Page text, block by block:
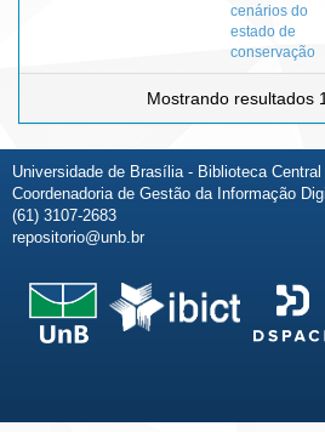
cenários do
estado de
conservação
Mostrando resultados
Universidade de Brasília - Biblioteca Central
Coordenadoria de Gestão da Informação
(61) 3107-2683
repositorio@unb.br